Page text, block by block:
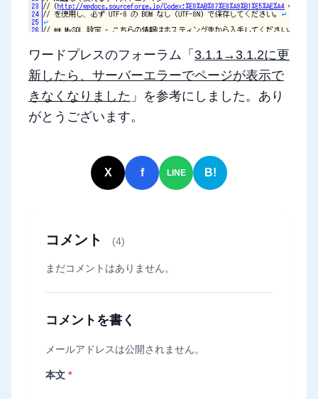
ワードプレスのフォーラム「 3.1.1→3.1.2に更
新したら、サーバーエラーでページが表示で
きなくなりました 」を参考にしました。あり
がとうございます。
X f LINE B!
コメント (4)
まだコメントはありません。
コメントを書く
メールアドレスは公開されません。
本文 *